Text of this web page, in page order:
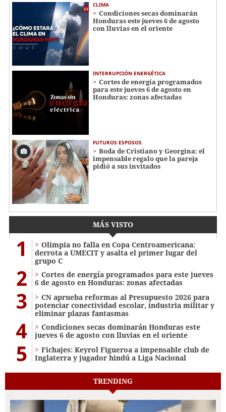
CLIMA
Condiciones secas dominarán
Honduras este jueves 6 de agosto
con lluvias en el oriente
INTERRUPCIÓN ENERGÉTICA
Cortes de energía programados
para este jueves 6 de agosto en
Honduras: zonas afectadas
FUTUROS ESPOSOS
Boda de Cristiano y Georgina: el
impensable regalo que la pareja
pidió a sus invitados
MÁS VISTO
1
Olimpia no falla en Copa Centroamericana:
derrota a UMECIT y asalta el primer lugar del
grupo C
2
Cortes de energía programados para este jueves
6 de agosto en Honduras: zonas afectadas
3
CN aprueba reformas al Presupuesto 2026 para
potenciar conectividad escolar, industria militar y
eliminar plazas fantasmas
4
Condiciones secas dominarán Honduras este
jueves 6 de agosto con lluvias en el oriente
5
Fichajes: Keyrol Figueroa a impensable club de
Inglaterra y jugador hindú a Liga Nacional
TRENDING